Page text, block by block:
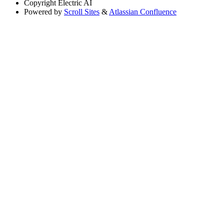
Copyright Electric AI
Powered by Scroll Sites & Atlassian Confluence